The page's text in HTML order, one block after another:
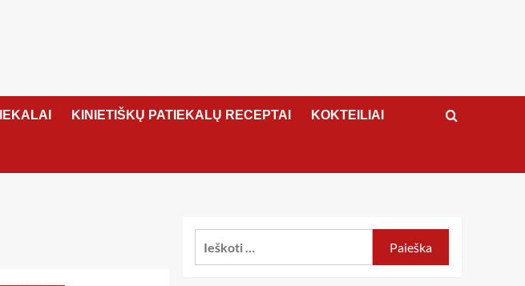
KINIETIŠKŲ PATIEKALŲ RECEPTAI KOKTEILIAI